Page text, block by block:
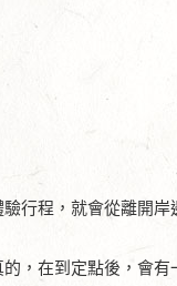
驗行程，就會從離開
，在到定點後，會有